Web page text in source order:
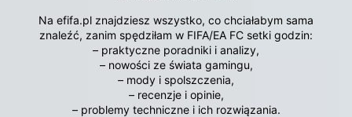
Na efifa.pl znajdziesz wszystko, co chciałabym sama
znaleźć, zanim spędziłam w FIFA/EA FC setki godzin:
– praktyczne poradniki i analizy,
– nowości ze świata gamingu,
– mody i spolszczenia,
– recenzje i opinie,
– problemy techniczne i ich rozwiązania.